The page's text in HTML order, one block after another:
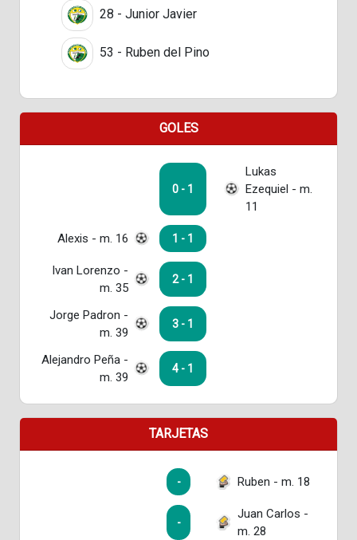
28 - Junior Javier
53 - Ruben del Pino
GOLES
0 - 1
Lukas
Ezequiel - m.
11
Alexis - m. 16 1 - 1
Ivan Lorenzo -
m. 35
2 - 1
Jorge Padron -
m. 39
3 - 1
Alejandro Peña -
m. 39
4 - 1
TARJETAS
- Ruben - m. 18
-
Juan Carlos -
m. 28